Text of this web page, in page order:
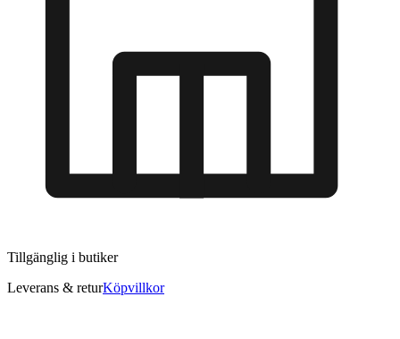
Tillgänglig i butiker
Leverans & returKöpvillkor